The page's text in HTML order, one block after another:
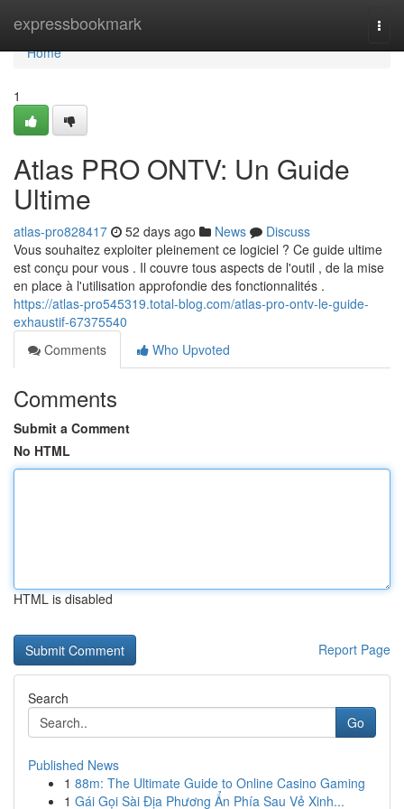
expressbookmark
Home
Home
1
Atlas PRO ONTV: Un Guide
Ultime
atlas-pro828417 52 days ago News
Discuss
Vous souhaitez exploiter pleinement ce logiciel ? Ce guide ultime
est conçu pour vous . Il couvre tous aspects de l'outil , de la mise
en place à l'utilisation approfondie des fonctionnalités .
https://atlas-pro545319.total-blog.com/atlas-pro-ontv-le-guide-
exhaustif-67375540
Comments
Who Upvoted
Comments
Submit a Comment
No HTML
HTML is disabled
Report Page
Search
Go
Published News
1 88m: The Ultimate Guide to Online Casino Gaming
1 Gái Gọi Sài Địa Phương Ẩn Phía Sau Vẻ Xinh...